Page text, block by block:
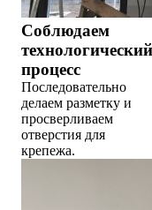
Соблюдаем
технологический
процесс
Последовательно
делаем разметку и
просверливаем
отверстия для
крепежа.